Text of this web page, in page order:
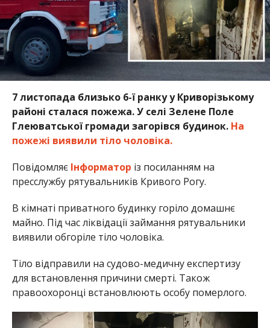
7 листопада близько 6-ї ранку у Криворізькому
районі сталася пожежа. У селі Зелене Поле
Глеюватської громади загорівся будинок. На
пожежі виявили тіло чоловіка.
Повідомляє Інформатор із посиланням на
пресслужбу рятувальників Кривого Рогу.
В кімнаті приватного будинку горіло домашнє
майно. Під час ліквідації займання рятувальники
виявили обгоріле тіло чоловіка.
Тіло відправили на судово-медичну експертизу
для встановлення причини смерті. Також
правоохоронці встановлюють особу померлого.